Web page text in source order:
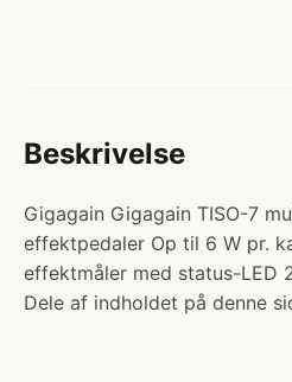
Beskrivelse
Gigagain Gigagain TISO-7
effektpedaler Op til 6 W pr.
effektmåler med status-LED
Dele af indholdet på denne